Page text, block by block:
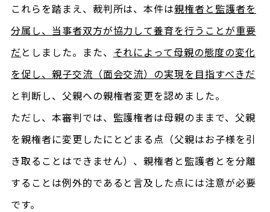
これらを踏まえ、裁判所は、本件は親権者と監護者を
分属し、当事者双方が協力して養育を行うことが重要
だ としました。また、 それによって母親の態度の変化
を促し、親子交流（面会交流）の実現を目指すべきだ
と判断し、父親への親権者変更を認めました。
ただし、本審判では、監護権者は母親のままで、父親
を親権者に変更したにとどまる点（父親はお子様を引
き取ることはできません）、親権者と監護者とを分離
することは例外的であると言及した点には注意が必要
です。